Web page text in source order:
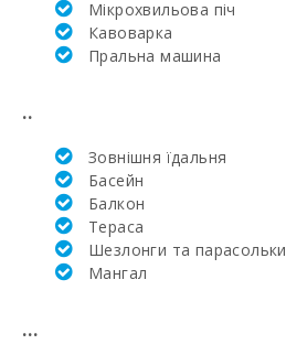
Рафаэля
Надаля (км):
(км):
Клініка Сон
Еспасесс в
Пальма-де-
Майорка
Щотижневий
(вівторок)
Мікрохвильова піч
Кавоварка
Пральна машина
..
Зовнішня їдальня
Басейн
Балкон
Тераса
Шезлонги та парасольки
Mангал
...